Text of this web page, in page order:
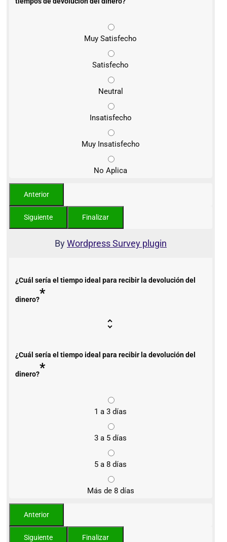
Muy Satisfecho
Satisfecho
Neutral
Insatisfecho
Muy Insatisfecho
No Aplica
ByWordpress Survey plugin
¿Cuál sería el tiempo ideal para recibir la devolución del
dinero?*
¿Cuál sería el tiempo ideal para recibir la devolución del
dinero?*
1 a 3 días
3 a 5 días
5 a 8 días
Más de 8 días